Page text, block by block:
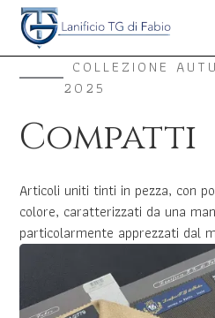
COLLEZIONE
2025
Compatti
Articoli uniti tinti in pezza, con
colore, caratterizzati da una
particolarmente apprezzati dal